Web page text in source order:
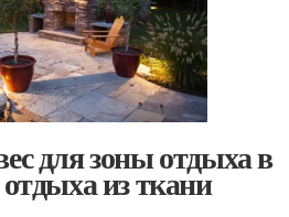
для зоны отдыха в
из ткани